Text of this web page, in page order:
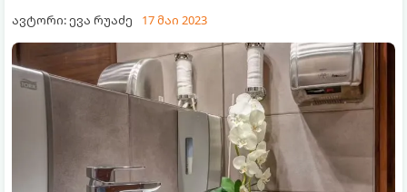
ავტორი: ევა რუაძე 17 მაი 2023